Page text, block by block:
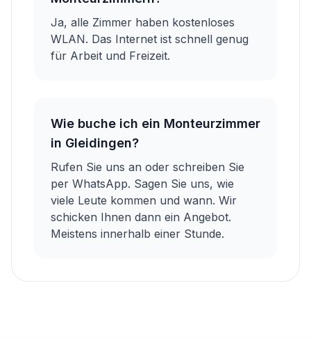
Ja, alle Zimmer haben kostenloses
WLAN. Das Internet ist schnell genug
für Arbeit und Freizeit.
Wie buche ich ein Monteurzimmer
in Gleidingen?
Rufen Sie uns an oder schreiben Sie
per WhatsApp. Sagen Sie uns, wie
viele Leute kommen und wann. Wir
schicken Ihnen dann ein Angebot.
Meistens innerhalb einer Stunde.